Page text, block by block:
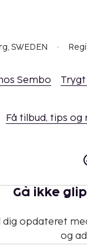
SWEDEN
Sembo
Få tilbud, tips og
Gå ikke
dig opdateret
og